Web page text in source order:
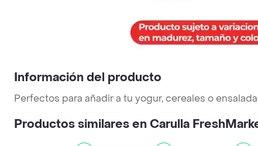
Información del producto
Perfectos para añadir a tu yogur, cereales o
Productos similares en Carulla